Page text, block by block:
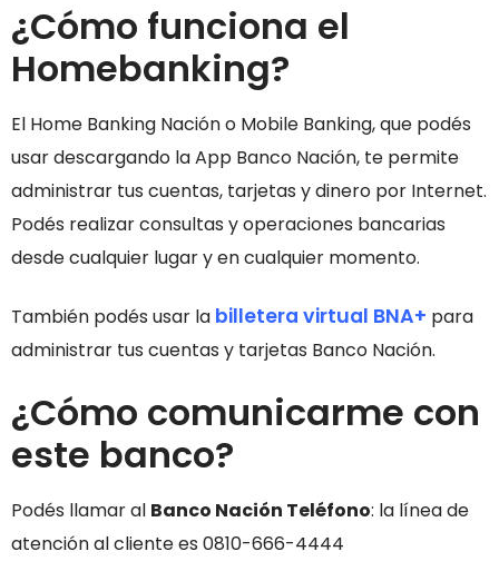
¿Cómo funciona el
Homebanking?
El Home Banking Nación o Mobile Banking, que podés
usar descargando la App Banco Nación, te permite
administrar tus cuentas, tarjetas y dinero por Internet.
Podés realizar consultas y operaciones bancarias
desde cualquier lugar y en cualquier momento.
También podés usar la billetera virtual BNA+ para
administrar tus cuentas y tarjetas Banco Nación.
¿Cómo comunicarme con
este banco?
Podés llamar al Banco Nación Teléfono: la línea de
atención al cliente es 0810-666-4444